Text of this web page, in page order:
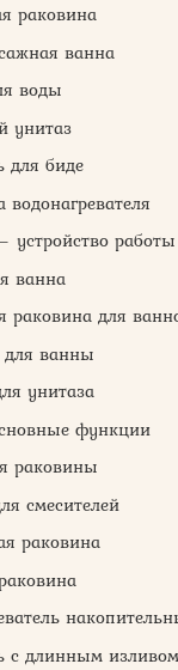
раковина
ванна
воды
унитаз
для биде
водонагревателя
устройство работы
ванна
раковина для
для ванны
унитаза
функции
раковины
смесителей
раковина
с длинным изливом